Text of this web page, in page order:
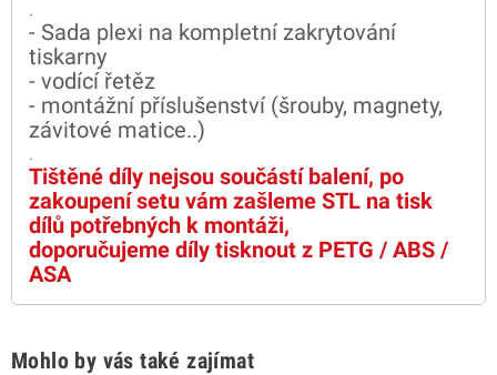
.
- Sada plexi na kompletní zakrytování
tiskarny
- vodící řetěz
- montážní příslušenství (šrouby, magnety,
závitové matice..)
.
Tištěné díly nejsou součástí balení, po
zakoupení setu vám zašleme STL na tisk
dílů potřebných k montáži,
doporučujeme díly tisknout z PETG / ABS /
ASA
Mohlo by vás také zajímat